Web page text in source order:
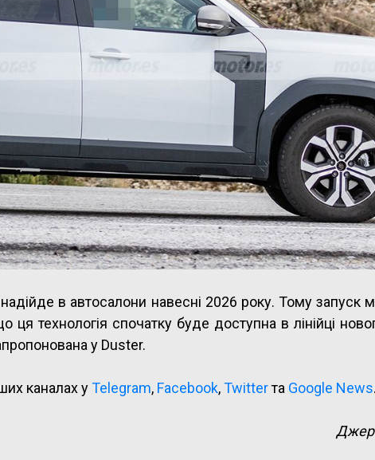
в автосалони навесні 2026 року. Тому запуск
технологія спочатку буде доступна в лінійці
у Duster.
каналах уTelegram, Facebook,Twitterта Google News.